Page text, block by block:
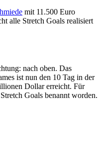
mit 11.500 Euro
alle Stretch Goals realisiert
nach oben. Das
ist nun den 10 Tag in der
Dollar erreicht. Für
Goals benannt worden.